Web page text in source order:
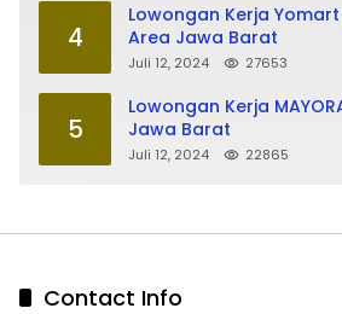
4
Lowongan Kerja
Area Jawa Barat
Juli 12, 2024 27653
5
Lowongan Kerja
Jawa Barat
Juli 12, 2024 22865
Contact Info